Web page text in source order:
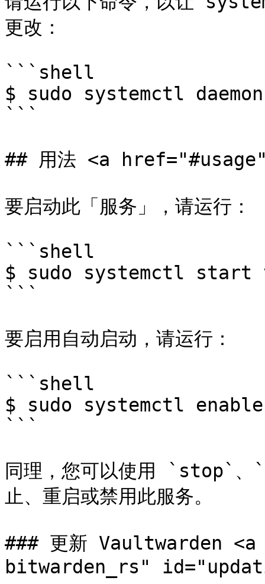
更改：
```shell
$ sudo systemctl
```
## 用法 <a
要启动此「服务」，请运行：
```shell
$ sudo systemctl start
```
要启用自动启动，请运行：
```shell
$ sudo systemctl
```
同理，您可以使用
止、重启或禁用此服务。
### 更新 Vaultwarden
bitwarden_rs"